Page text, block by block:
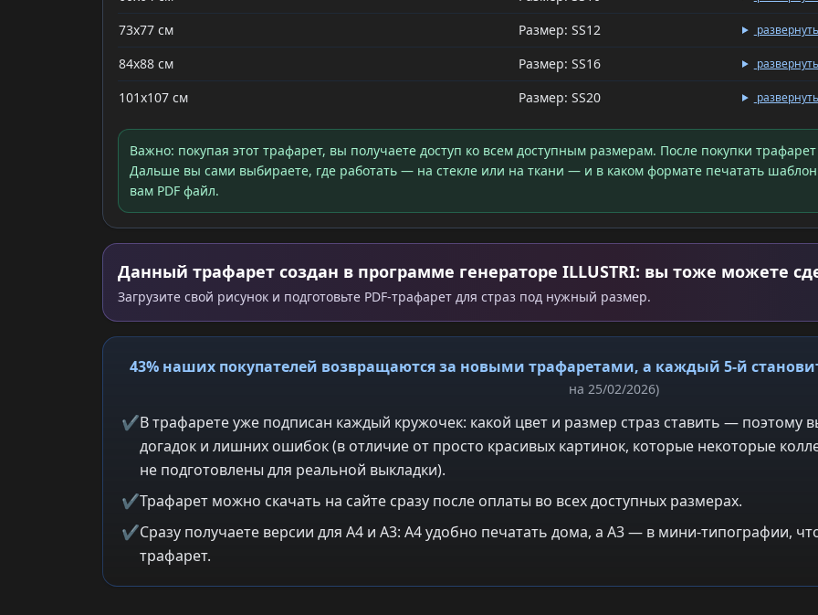
73x77 см Размер: SS12 развернуть
84x88 см Размер: SS16 развернуть
101x107 см Размер: SS20 развернуть
Важно: покупая этот трафарет, вы получаете доступ ко всем доступным размерам. После покупки
Дальше вы сами выбираете, где работать — на стекле или на ткани — и в каком формате печатать
вам PDF файл.
Данный трафарет создан в программе генераторе ILLUSTRI: вы тоже можете
Загрузите свой рисунок и подготовьте PDF-трафарет для страз под нужный размер.
43% наших покупателей возвращаются за новыми трафаретами, а каждый 5-й
на 25/02/2026)
✔В трафарете уже подписан каждый кружочек: какой цвет и размер страз ставить — поэтому
догадок и лишних ошибок (в отличие от просто красивых картинок, которые некоторые
не подготовлены для реальной выкладки).
✔Трафарет можно скачать на сайте сразу после оплаты во всех доступных размерах.
✔Сразу получаете версии для A4 и A3: A4 удобно печатать дома, а A3 — в мини-типографии,
трафарет.